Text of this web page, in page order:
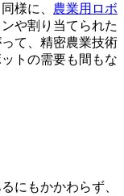
様に、 農業用ロボ
や割り当てられた
て、精密農業技術
トの需要も間もな
にもかかわらず、